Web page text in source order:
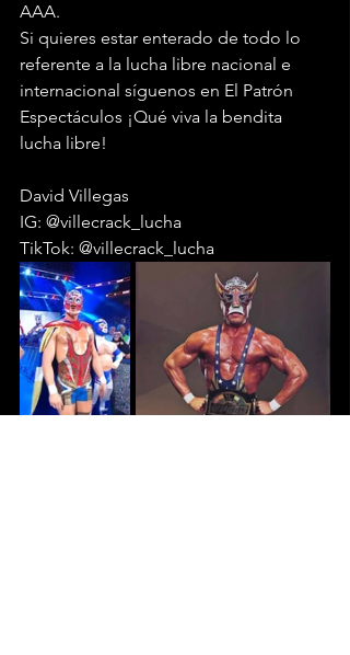
AAA.
Si quieres estar enterado de todo lo
referente a la lucha libre nacional e
internacional síguenos en El Patrón
Espectáculos ¡Qué viva la bendita
lucha libre!
David Villegas
IG: @villecrack_lucha
TikTok: @villecrack_lucha